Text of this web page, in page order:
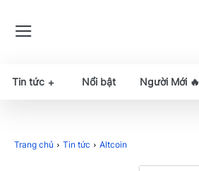
Tin tức Nổi bật Người Mới 🔥
Trang chủ Tin tức Altcoin